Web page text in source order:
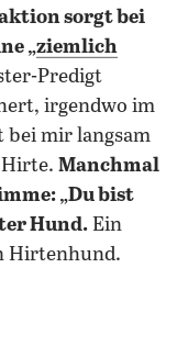
sorgt bei
„ziemlich
Predigt
irgendwo im
bei mir langsam
Hirte. Manchmal
„Du bist
Hund. Ein
Hirtenhund.
teilenteilen